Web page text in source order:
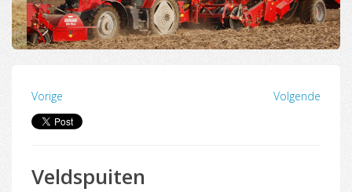
Vorige Volgende
Veldspuiten